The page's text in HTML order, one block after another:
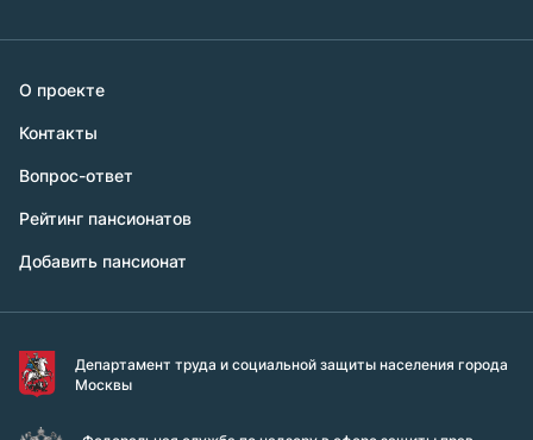
О проекте
Контакты
Вопрос-ответ
Рейтинг пансионатов
Добавить пансионат
Департамент труда и социальной защиты населения города
Москвы